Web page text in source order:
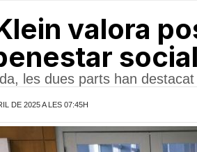
valora
les dues parts han
DE 2025 A LES 07:45H